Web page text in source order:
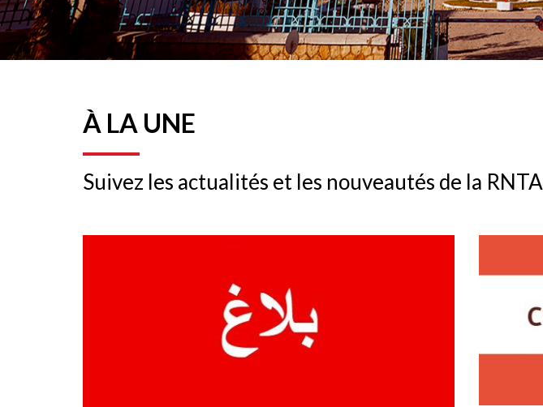
À LA UNE
Suivez les actualités et les nouveautés de la RNTA